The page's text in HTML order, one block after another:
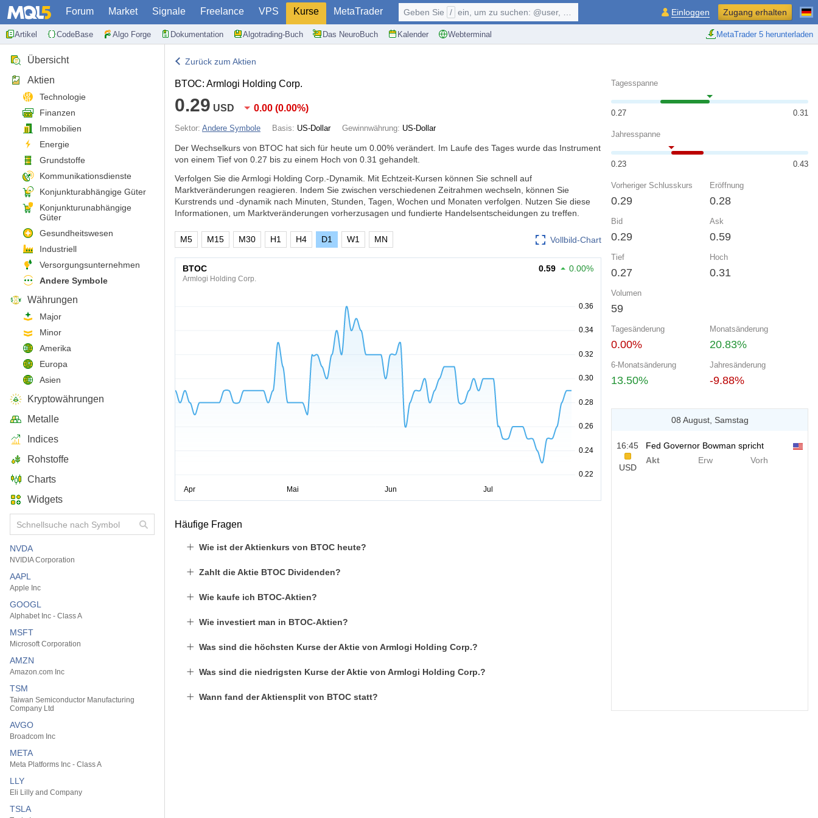
Forum Market Signale Freelance VPS Kurse MetaTrader
Artikel CodeBase Algo Forge Dokumentation Algotrading-Buch Das NeuroBuch Kalender Webterminal MetaTrader 5 herunterladen
Geben Sie / ein, um zu suchen: @user, $symbol, ... Einloggen Zugang erhalten
Übersicht
Aktien
Technologie
Finanzen
Immobilien
Energie
Grundstoffe
Kommunikationsdienste
Konjunkturabhängige Güter
Konjunkturunabhängige
Güter
Gesundheitswesen
Industriell
Versorgungsunternehmen
Andere Symbole
Währungen
Major
Minor
Amerika
Europa
Asien
Kryptowährungen
Metalle
Indices
Rohstoffe
Charts
Widgets
NVDA
NVIDIA Corporation
AAPL
Apple Inc
GOOGL
Alphabet Inc - Class A
MSFT
Microsoft Corporation
AMZN
Amazon.com Inc
TSM
Taiwan Semiconductor Manufacturing
Company Ltd
AVGO
Broadcom Inc
META
Meta Platforms Inc - Class A
LLY
Eli Lilly and Company
TSLA
Zurück zum Aktien
BTOC: Armlogi Holding Corp.
0.29 USD 0.00 (0.00%)
Sektor: Andere Symbole Basis: US-Dollar Gewinnwährung: US-Dollar
Der Wechselkurs von BTOC hat sich für heute um 0.00% verändert. Im Laufe des Tages wurde das Instrument
von einem Tief von 0.27 bis zu einem Hoch von 0.31 gehandelt.
Verfolgen Sie die Armlogi Holding Corp.-Dynamik. Mit Echtzeit-Kursen können Sie schnell auf
Marktveränderungen reagieren. Indem Sie zwischen verschiedenen Zeitrahmen wechseln, können Sie
Kurstrends und -dynamik nach Minuten, Stunden, Tagen, Wochen und Monaten verfolgen. Nutzen Sie diese
Informationen, um Marktveränderungen vorherzusagen und fundierte Handelsentscheidungen zu treffen.
Vollbild-Chart
M5 M15 M30 H1 H4 D1 W1 MN
BTOC
Armlogi Holding Corp.
0.59 0.00%
Häufige Fragen
Wie ist der Aktienkurs von BTOC heute?
Zahlt die Aktie BTOC Dividenden?
Wie kaufe ich BTOC-Aktien?
Wie investiert man in BTOC-Aktien?
Was sind die höchsten Kurse der Aktie von Armlogi Holding Corp.?
Was sind die niedrigsten Kurse der Aktie von Armlogi Holding Corp.?
Wann fand der Aktiensplit von BTOC statt?
Tagesspanne
0.27 0.31
Jahresspanne
0.23 0.43
Vorheriger Schlusskurs
0.29
Eröffnung
0.28
Bid
0.29
Ask
0.59
Tief
0.27
Hoch
0.31
Volumen
59
Tagesänderung
0.00%
Monatsänderung
20.83%
6-Monatsänderung
13.50%
Jahresänderung
-9.88%
08 August, Samstag
16:45
USD
Fed Governor Bowman spricht
Akt
Erw Vorh